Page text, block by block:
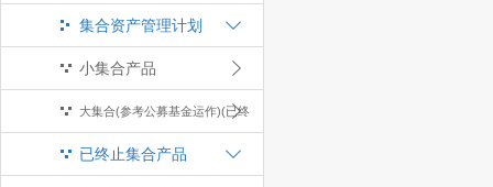
集合资产管理计划
小集合产品
大集合(参考公募基金运作)(已终
止)
已终止集合产品